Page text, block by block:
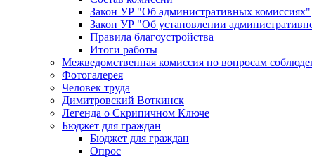
Закон УР "Об административных комиссиях"
Закон УР "Об установлении
Правила благоустройства
Итоги работы
Межведомственная комиссия по вопросам
Фотогалерея
Человек труда
Димитровский Воткинск
Легенда о Скрипичном Ключе
Бюджет для граждан
Бюджет для граждан
Опрос